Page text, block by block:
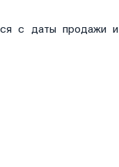
с даты продажи и